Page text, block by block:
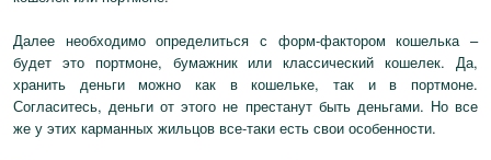
Далее необходимо определиться с форм-фактором кошелька –
будет это портмоне, бумажник или классический кошелек. Да,
хранить деньги можно как в кошельке, так и в портмоне.
Согласитесь, деньги от этого не престанут быть деньгами. Но все
же у этих карманных жильцов все-таки есть свои особенности.